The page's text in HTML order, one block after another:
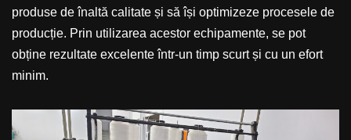
produse de înaltă calitate și să își optimizeze procesele de
producție. Prin utilizarea acestor echipamente, se pot
obține rezultate excelente într-un timp scurt și cu un efort
minim.